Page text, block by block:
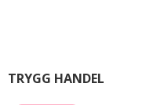
TRYGG HANDEL